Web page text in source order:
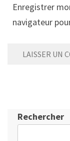
Enregistrer
navigateur
Rechercher